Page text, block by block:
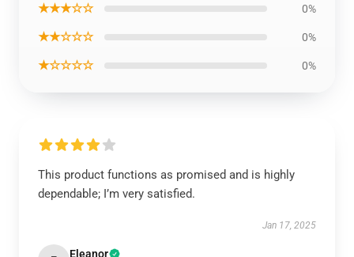
★★★☆☆ 0%
★★☆☆☆ 0%
★☆☆☆☆ 0%
This product functions as promised and is highly
dependable; I’m very satisfied.
Jan 17, 2025
Eleanor